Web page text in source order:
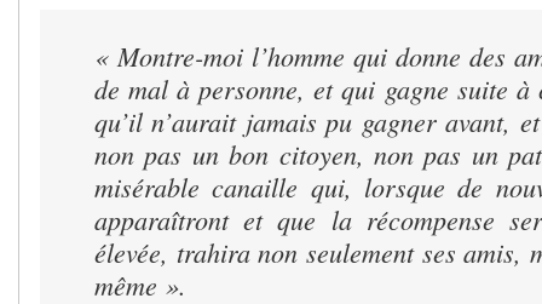
« Montre-moi l’homme qui donne des
de mal à personne, et qui gagne suite à
qu’il n’aurait jamais pu gagner avant,
non pas un bon citoyen, non pas un
misérable canaille qui, lorsque de
apparaîtront et que la récompense
élevée, trahira non seulement ses amis,
même ».